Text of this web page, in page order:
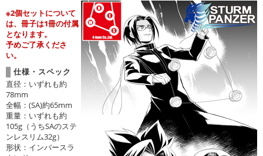
※2個セットについて
は、冊子は1冊の付属
となります。
予めご了承くださ
い。
仕様・スペック
直径：いずれも約
78mm
全幅：(SA)約65mm
重量：いずれも約
105g（うちSAのステ
ンレスリム32g）
形状：インバースラ